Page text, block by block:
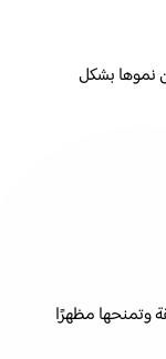
نموها بشكل
وتمنحها مظهرًا